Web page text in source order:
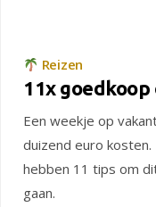
Reizen
11x
Een weekje op
duizend euro
hebben 11 tips om
gaan.